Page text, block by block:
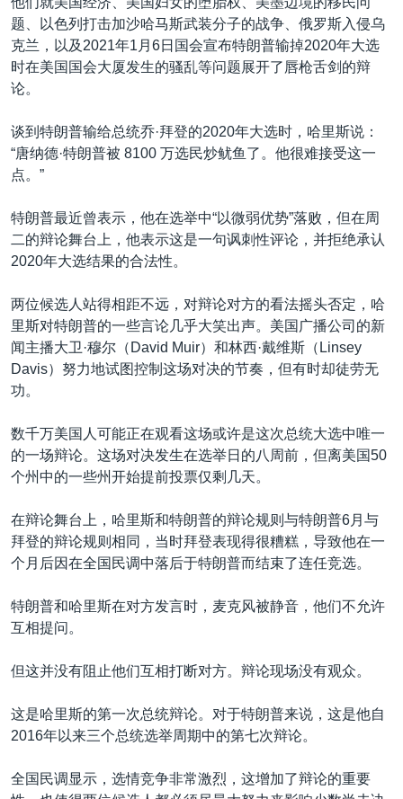
题、以色列打击加沙哈马斯武装分子的战争、俄罗斯入侵乌
克兰，以及2021年1月6日国会宣布特朗普输掉2020年大选
时在美国国会大厦发生的骚乱等问题展开了唇枪舌剑的辩
论。
谈到特朗普输给总统乔·拜登的2020年大选时，哈里斯说：
“唐纳德·特朗普被 8100 万选民炒鱿鱼了。他很难接受这一
点。”
特朗普最近曾表示，他在选举中“以微弱优势”落败，但在周
二的辩论舞台上，他表示这是一句讽刺性评论，并拒绝承认
2020年大选结果的合法性。
两位候选人站得相距不远，对辩论对方的看法摇头否定，哈
里斯对特朗普的一些言论几乎大笑出声。美国广播公司的新
闻主播大卫·穆尔（David Muir）和林西·戴维斯（Linsey
Davis）努力地试图控制这场对决的节奏，但有时却徒劳无
功。
数千万美国人可能正在观看这场或许是这次总统大选中唯一
的一场辩论。这场对决发生在选举日的八周前，但离美国50
个州中的一些州开始提前投票仅剩几天。
在辩论舞台上，哈里斯和特朗普的辩论规则与特朗普6月与
拜登的辩论规则相同，当时拜登表现得很糟糕，导致他在一
个月后因在全国民调中落后于特朗普而结束了连任竞选。
特朗普和哈里斯在对方发言时，麦克风被静音，他们不允许
互相提问。
但这并没有阻止他们互相打断对方。辩论现场没有观众。
这是哈里斯的第一次总统辩论。对于特朗普来说，这是他自
2016年以来三个总统选举周期中的第七次辩论。
全国民调显示，选情竞争非常激烈，这增加了辩论的重要